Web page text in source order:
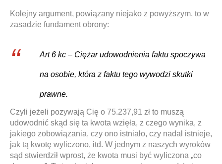
Kolejny argument, powiązany niejako z powyższym, to w
zasadzie fundament obrony:
Art 6 kc – Ciężar udowodnienia faktu spoczywa
na osobie, która z faktu tego wywodzi skutki
prawne.
Czyli jeżeli pozywają Cię o 75.237,91 zł to muszą
udowodnić skąd się ta kwota wzięła, z czego wynika, z
jakiego zobowiązania, czy ono istniało, czy nadal istnieje,
jak tą kwotę wyliczono, itd. W jednym z naszych wyroków
sąd stwierdził wprost, że kwota musi być wyliczona „co